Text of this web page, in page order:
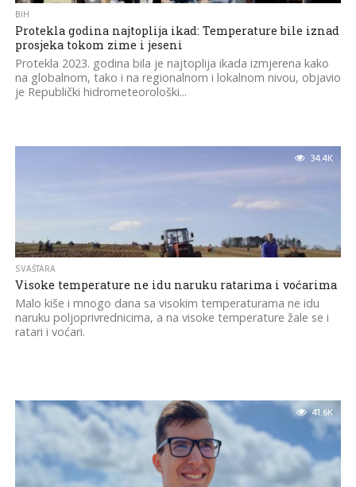
BIH
Protekla godina najtoplija ikad: Temperature bile iznad
prosjeka tokom zime i jeseni
Protekla 2023. godina bila je najtoplija ikada izmjerena kako
na globalnom, tako i na regionalnom i lokalnom nivou, objavio
je Republički hidrometeorološki...
34.4K
SVAŠTARA
Visoke temperature ne idu naruku ratarima i voćarima
Malo kiše i mnogo dana sa visokim temperaturama ne idu
naruku poljoprivrednicima, a na visoke temperature žale se i
ratari i voćari.
41.6K